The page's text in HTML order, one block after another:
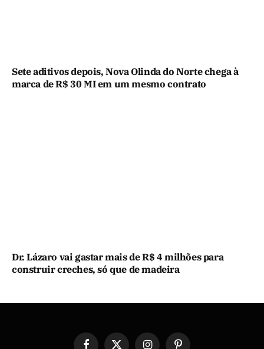
Sete aditivos depois, Nova Olinda do Norte chega à
marca de R$ 30 MI em um mesmo contrato
Dr. Lázaro vai gastar mais de R$ 4 milhões para
construir creches, só que de madeira